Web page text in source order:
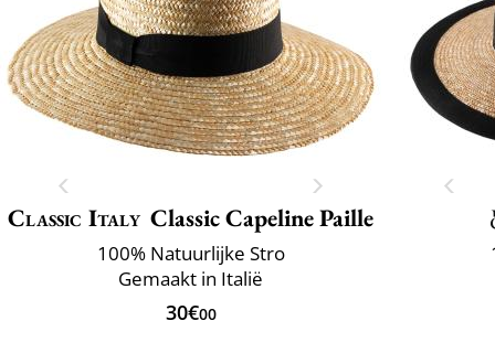
Classic Italy Classic Capeline Paille
100% Natuurlijke Stro
Gemaakt in Italië
30€00